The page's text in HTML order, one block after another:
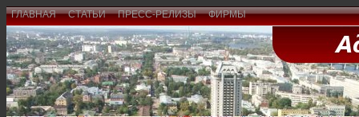
ГЛАВНАЯ СТАТЬИ ПРЕСС-РЕЛИЗЫ ФИРМЫ